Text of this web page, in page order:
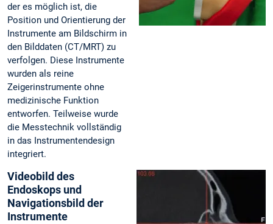
der es möglich ist, die
Position und Orientierung der
Instrumente am Bildschirm in
den Bilddaten (CT/MRT) zu
verfolgen. Diese Instrumente
wurden als reine
Zeigerinstrumente ohne
medizinische Funktion
entworfen. Teilweise wurde
die Messtechnik vollständig
in das Instrumentendesign
integriert.
Videobild des
Endoskops und
Navigationsbild der
Instrumente